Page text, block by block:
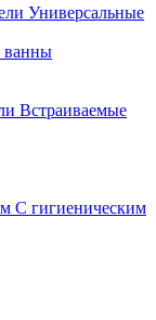
Универсальные
ванны
Встраиваемые
С гигиеническим